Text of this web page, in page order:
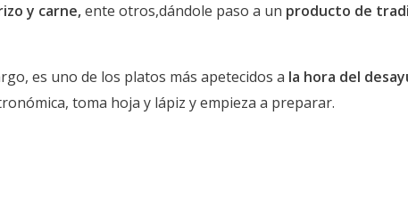
y carne,ente otros,dándole paso a un producto de
es uno de los platos más apetecidos a la hora del
toma hoja y lápiz y empieza a preparar.